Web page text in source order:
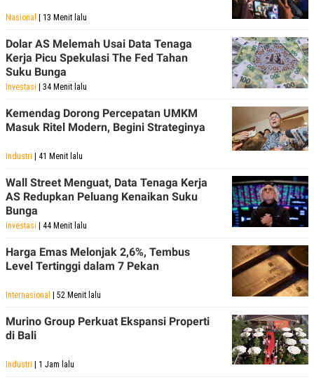
Nasional | 13 Menit lalu
Dolar AS Melemah Usai Data Tenaga
Kerja Picu Spekulasi The Fed Tahan
Suku Bunga
Investasi | 34 Menit lalu
Kemendag Dorong Percepatan UMKM
Masuk Ritel Modern, Begini Strateginya
Industri | 41 Menit lalu
Wall Street Menguat, Data Tenaga Kerja
AS Redupkan Peluang Kenaikan Suku
Bunga
Investasi | 44 Menit lalu
Harga Emas Melonjak 2,6%, Tembus
Level Tertinggi dalam 7 Pekan
Internasional | 52 Menit lalu
Murino Group Perkuat Ekspansi Properti
di Bali
Industri | 1 Jam lalu